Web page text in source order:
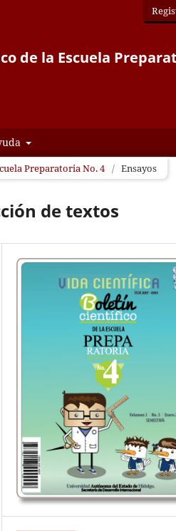
de la Escuela
Preparatoria No. 4 / Ensayos
de textos